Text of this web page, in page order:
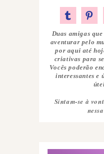
Duas amigas
aventurar pelo
por aqui até
criativas para
Vocês poderão
interessantes e
Sintam-se à